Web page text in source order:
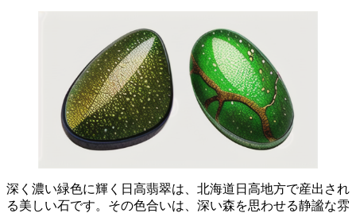
深く濃い緑色に輝く日高翡翠は、北海道日高地方で産出され
る美しい石です。 その色合いは、深い森を思わせる静謐な雰